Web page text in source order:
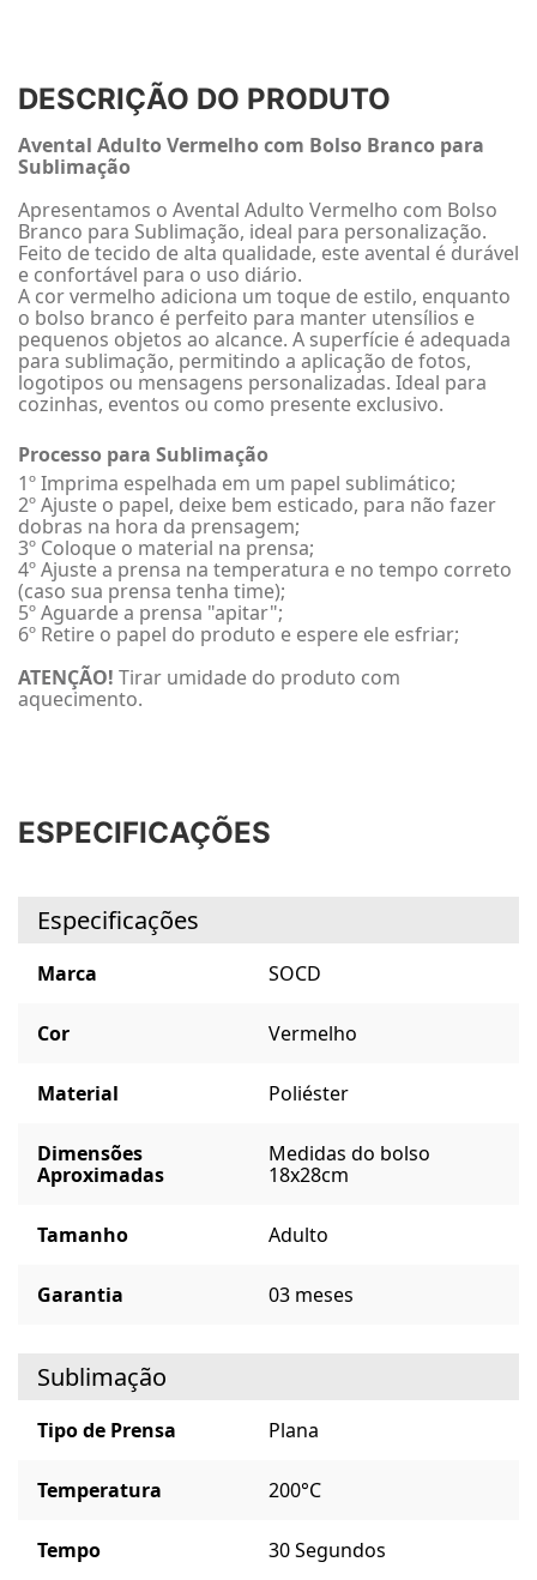
DESCRIÇÃO DO PRODUTO
Avental Adulto Vermelho com Bolso Branco para
Sublimação
Apresentamos o Avental Adulto Vermelho com Bolso
Branco para Sublimação, ideal para personalização.
Feito de tecido de alta qualidade, este avental é durável
e confortável para o uso diário.
A cor vermelho adiciona um toque de estilo, enquanto
o bolso branco é perfeito para manter utensílios e
pequenos objetos ao alcance. A superfície é adequada
para sublimação, permitindo a aplicação de fotos,
logotipos ou mensagens personalizadas. Ideal para
cozinhas, eventos ou como presente exclusivo.
Processo para Sublimação
1º Imprima espelhada em um papel sublimático;
2º Ajuste o papel, deixe bem esticado, para não fazer
dobras na hora da prensagem;
3º Coloque o material na prensa;
4º Ajuste a prensa na temperatura e no tempo correto
(caso sua prensa tenha time);
5º Aguarde a prensa "apitar";
6º Retire o papel do produto e espere ele esfriar;
ATENÇÃO! Tirar umidade do produto com
aquecimento.
ESPECIFICAÇÕES
Especificações
Marca SOCD
Cor Vermelho
Material Poliéster
Dimensões
Aproximadas
Medidas do bolso
18x28cm
Tamanho Adulto
Garantia 03 meses
Sublimação
Tipo de Prensa Plana
Temperatura 200°C
Tempo 30 Segundos